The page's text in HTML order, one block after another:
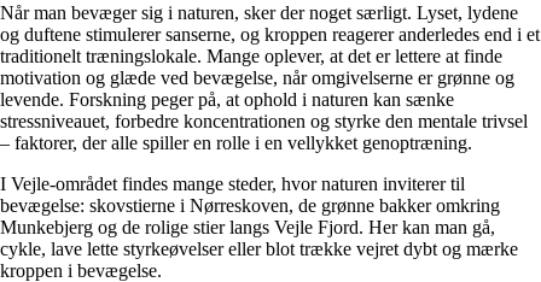
Når man bevæger sig i naturen, sker der noget særligt. Lyset, lydene
og duftene stimulerer sanserne, og kroppen reagerer anderledes end i et
traditionelt træningslokale. Mange oplever, at det er lettere at finde
motivation og glæde ved bevægelse, når omgivelserne er grønne og
levende. Forskning peger på, at ophold i naturen kan sænke
stressniveauet, forbedre koncentrationen og styrke den mentale trivsel
– faktorer, der alle spiller en rolle i en vellykket genoptræning.
I Vejle-området findes mange steder, hvor naturen inviterer til
bevægelse: skovstierne i Nørreskoven, de grønne bakker omkring
Munkebjerg og de rolige stier langs Vejle Fjord. Her kan man gå,
cykle, lave lette styrkeøvelser eller blot trække vejret dybt og mærke
kroppen i bevægelse.